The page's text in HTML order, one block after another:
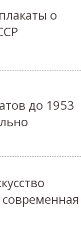
о
до 1953
современная